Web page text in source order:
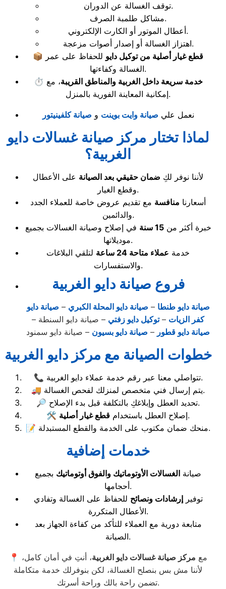
توقف الغسالة عن الدوران.
مشاكل طلمبة الصرف.
أعطال الموتور أو الكارت الإلكتروني.
اهتزاز الغسالة أو إصدار أصوات مزعجة.
📦
قطع غيار أصلية من توكيل دايو للحفاظ على عمر
الغسالة وكفاءتها.
⏱️
خدمة سريعة داخل الغربية والمناطق القريبة، مع
إمكانية المعاينة الفورية بالمنزل.
نعمل علي صيانة وايت بوينت و صيانة كلفينيتور
لماذا تختار مركز صيانة غسالات دايو
الغربية؟
لأننا نوفر لكِ ضمان حقيقي بعد الصيانة على الأعطال
وقطع الغيار.
أسعارنا منافسة مع تقديم عروض خاصة للعملاء الجدد
والدائمين.
خبرة أكثر من15 سنة
في إصلاح وصيانة الغسالات بجميع
موديلاتها.
خدمة عملاء متاحة 24 ساعة
لتلقي البلاغات
والاستفسارات.
فروع صيانة دايو الغربية
صيانة دايو طنطا – صيانة دايو المحلة الكبري – صيانة دايو
كفر الزيات –توكيل دايو زفتي – صيانة دايو السنطة –
صيانة دايو قطور – صيانة دايو بسيون – صيانة دايو سمنود
خطوات الصيانة مع مركز دايو الغربية
📞 تتواصلي معنا عبر رقم خدمة عملاء دايو الغربية.
🚚 يتم إرسال فني متخصص لمنزلك لفحص الغسالة.
🔎 تحديد العطل وإبلاغكِ بالتكلفة قبل بدء الإصلاح.
🛠️ إصلاح العطل باستخدام قطع غيار أصلية
.
📝 منحك ضمان مكتوب على الخدمة والقطع المستبدلة.
خدمات إضافية
صيانة الغسالات الأوتوماتيك والفوق أوتوماتيك بجميع
أحجامها.
توفيرإرشادات ونصائح للحفاظ على الغسالة وتفادي
الأعطال المتكررة.
متابعة دورية مع العملاء للتأكد من كفاءة الجهاز بعد
الصيانة.
📍 مع مركز صيانة غسالات دايو الغربية، أنتِ في أمان كامل،
لأننا مش بس بنصلح الغسالة، لكن بنوفرلك خدمة متكاملة
تضمن راحة بالك وراحة أسرتك.